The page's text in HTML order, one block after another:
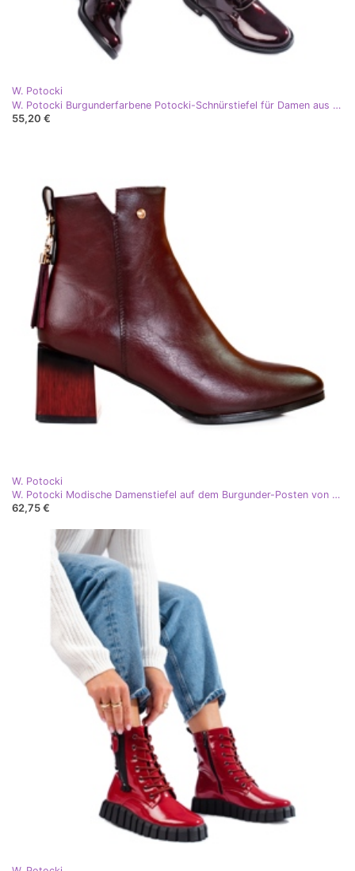
W. Potocki
W. Potocki Burgunderfarbene Potocki-Schnürstiefel für Damen aus Lackleder rot
55,20 €
W. Potocki
W. Potocki Modische Damenstiefel auf dem Burgunder-Posten von Potocki rot
62,75 €